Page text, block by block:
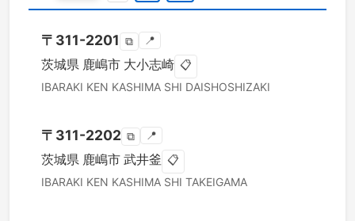
〒 311-2201 ⧉ 📍
茨城県 鹿嶋市 大小志崎 📋
IBARAKI KEN KASHIMA SHI DAISHOSHIZAKI
〒 311-2202 ⧉ 📍
茨城県 鹿嶋市 武井釜 📋
IBARAKI KEN KASHIMA SHI TAKEIGAMA